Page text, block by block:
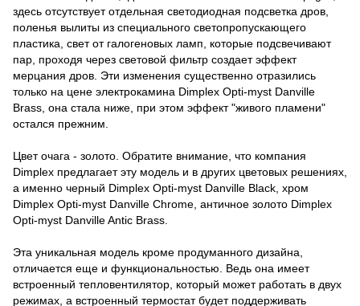
здесь отсутствует отдельная светодиодная подсветка дров,
поленья вылиты из специального светопропускающего
пластика, свет от галогеновых ламп, которые подсвечивают
пар, проходя через световой фильтр создает эффект
мерцания дров. Эти изменения существенно отразились
только на цене электрокамина Dimplex Opti-myst Danville
Brass, она стала ниже, при этом эффект "живого пламени"
остался прежним.
Цвет очага - золото. Обратите внимание, что компания
Dimplex предлагает эту модель и в других цветовых решениях,
а именно черный Dimplex Opti-myst Danville Black, хром
Dimplex Opti-myst Danville Chrome, античное золото Dimplex
Opti-myst Danville Antic Brass.
Эта уникальная модель кроме продуманного дизайна,
отличается еще и функциональностью. Ведь она имеет
встроенный тепловентилятор, который может работать в двух
режимах, а встроенный термостат будет поддерживать